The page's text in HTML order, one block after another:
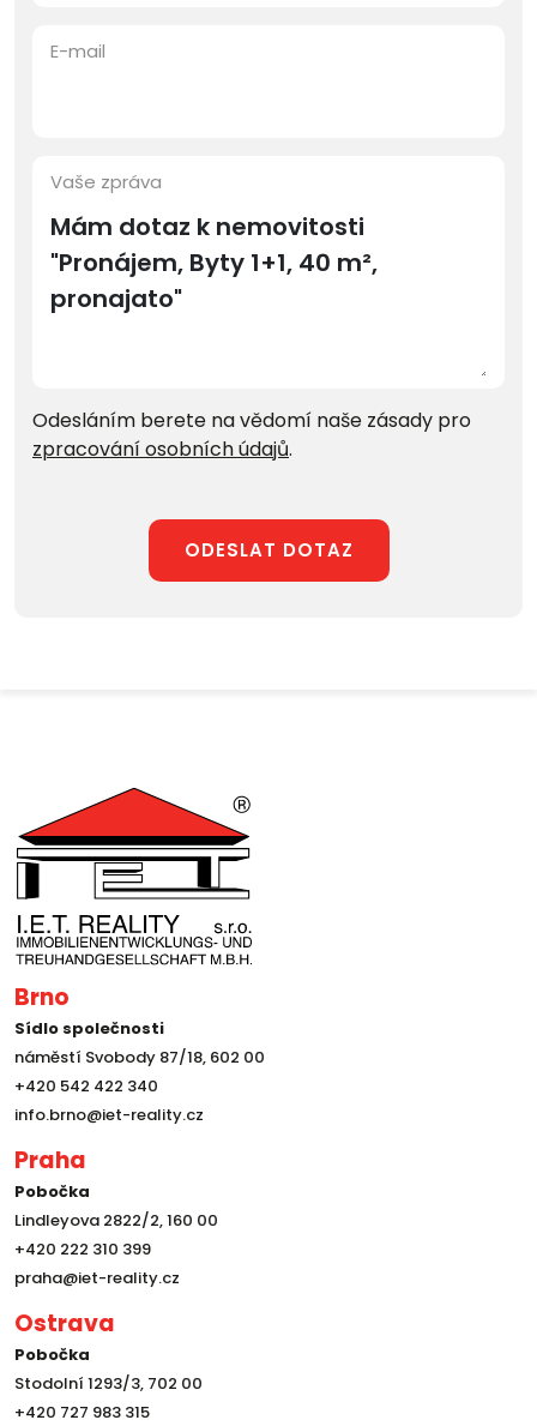
E-mail
Vaše zpráva
Odesláním berete na vědomí naše zásady pro
zpracování osobních údajů.
ODESLAT DOTAZ
Brno
Sídlo společnosti
náměstí Svobody 87/18, 602 00
+420 542 422 340
info.brno@iet-reality.cz
Praha
Pobočka
Lindleyova 2822/2, 160 00
+420 222 310 399
praha@iet-reality.cz
Ostrava
Pobočka
Stodolní 1293/3, 702 00
+420 727 983 315